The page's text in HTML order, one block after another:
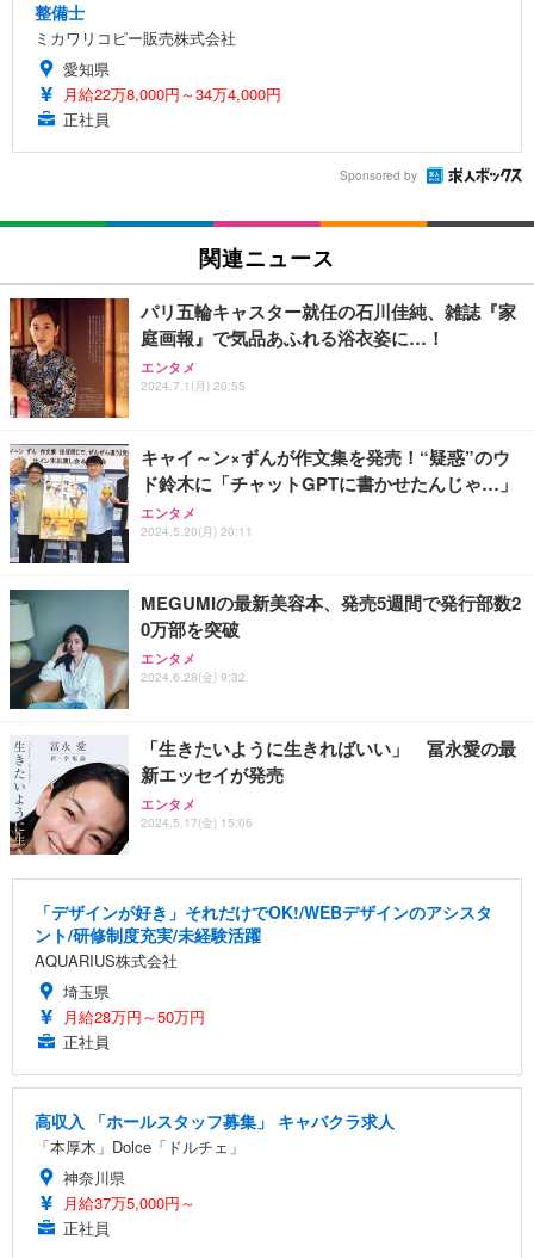
整備士
ミカワリコピー販売株式会社
愛知県
月給22万8,000円～34万4,000円
正社員
Sponsored by
関連ニュース
パリ五輪キャスター就任の石川佳純、雑誌『家
庭画報』で気品あふれる浴衣姿に…！
エンタメ
2024.7.1(月) 20:55
キャイ～ン×ずんが作文集を発売！“疑惑”のウ
ド鈴木に「チャットGPTに書かせたんじゃ…」
エンタメ
2024.5.20(月) 20:11
MEGUMIの最新美容本、発売5週間で発行部数2
0万部を突破
エンタメ
2024.6.28(金) 9:32
「生きたいように生きればいい」 冨永愛の最
新エッセイが発売
エンタメ
2024.5.17(金) 15:06
「デザインが好き」それだけでOK!/WEBデザインのアシスタ
ント/研修制度充実/未経験活躍
AQUARIUS株式会社
埼玉県
月給28万円～50万円
正社員
高収入 「ホールスタッフ募集」 キャバクラ求人
「本厚木」Dolce「ドルチェ」
神奈川県
月給37万5,000円～
正社員